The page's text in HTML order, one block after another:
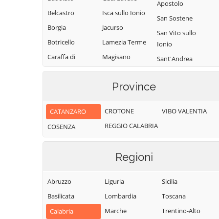
Belcastro
Borgia
Botricello
Caraffa di
Catanzaro
Catanzaro
Cenadi
Centrache
Centrale
Cicala
Conflenti
Isca sullo Ionio
Jacurso
Lamezia Terme
Magisano
Maida
Marcedusa
Martirano
Martirano
Lombardo
Miglierina
Montepaone
Motta Santa
Lucia
Apostolo
San Sostene
San Vito sullo
Ionio
Sant'Andrea
Apostolo dello
dello Ionio
Sellia
Sersale
Settingiano
Simeri Crichi
Province
CATANZARO
COSENZA
CROTONE
REGGIO CALABRIA
VIBO VALENTIA
Regioni
Abruzzo
Basilicata
Calabria
Liguria
Lombardia
Marche
Sicilia
Toscana
Trentino-Alto